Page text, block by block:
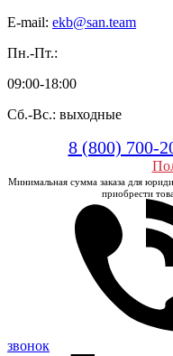
E-mail: ekb@san.team
Пн.-Пт.:
09:00-18:00
Сб.-Вс.: выходные
8 (800) 700-
Минимальная сумма заказа для
приобрести
звонок